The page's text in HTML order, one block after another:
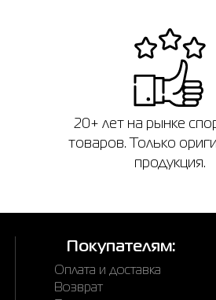
20+ лет на рынке
товаров. Только
продукция.
Покупателям:
Оплата и доставка
Возврат